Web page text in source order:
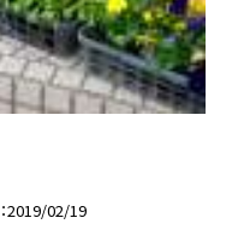
2019/02/19